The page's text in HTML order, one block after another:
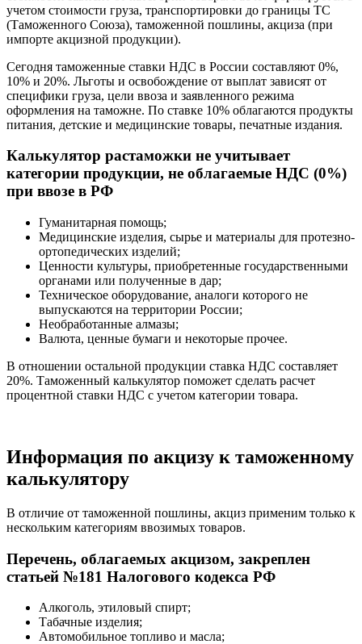
учетом стоимости груза, транспортировки до границы ТС
(Таможенного Союза), таможенной пошлины, акциза (при
импорте акцизной продукции).
Сегодня таможенные ставки НДС в России составляют 0%,
10% и 20%. Льготы и освобождение от выплат зависят от
специфики груза, цели ввоза и заявленного режима
оформления на таможне. По ставке 10% облагаются продукты
питания, детские и медицинские товары, печатные издания.
Калькулятор растаможки не учитывает
категории продукции, не облагаемые НДС (0%)
при ввозе в РФ
Гуманитарная помощь;
Медицинские изделия, сырье и материалы для протезно-
ортопедических изделий;
Ценности культуры, приобретенные государственными
органами или полученные в дар;
Техническое оборудование, аналоги которого не
выпускаются на территории России;
Необработанные алмазы;
Валюта, ценные бумаги и некоторые прочее.
В отношении остальной продукции ставка НДС составляет
20%. Таможенный калькулятор поможет сделать расчет
процентной ставки НДС с учетом категории товара.
Информация по акцизу к таможенному
калькулятору
В отличие от таможенной пошлины, акциз применим только к
нескольким категориям ввозимых товаров.
Перечень, облагаемых акцизом, закреплен
статьей №181 Налогового кодекса РФ
Алкоголь, этиловый спирт;
Табачные изделия;
Автомобильное топливо и масла;